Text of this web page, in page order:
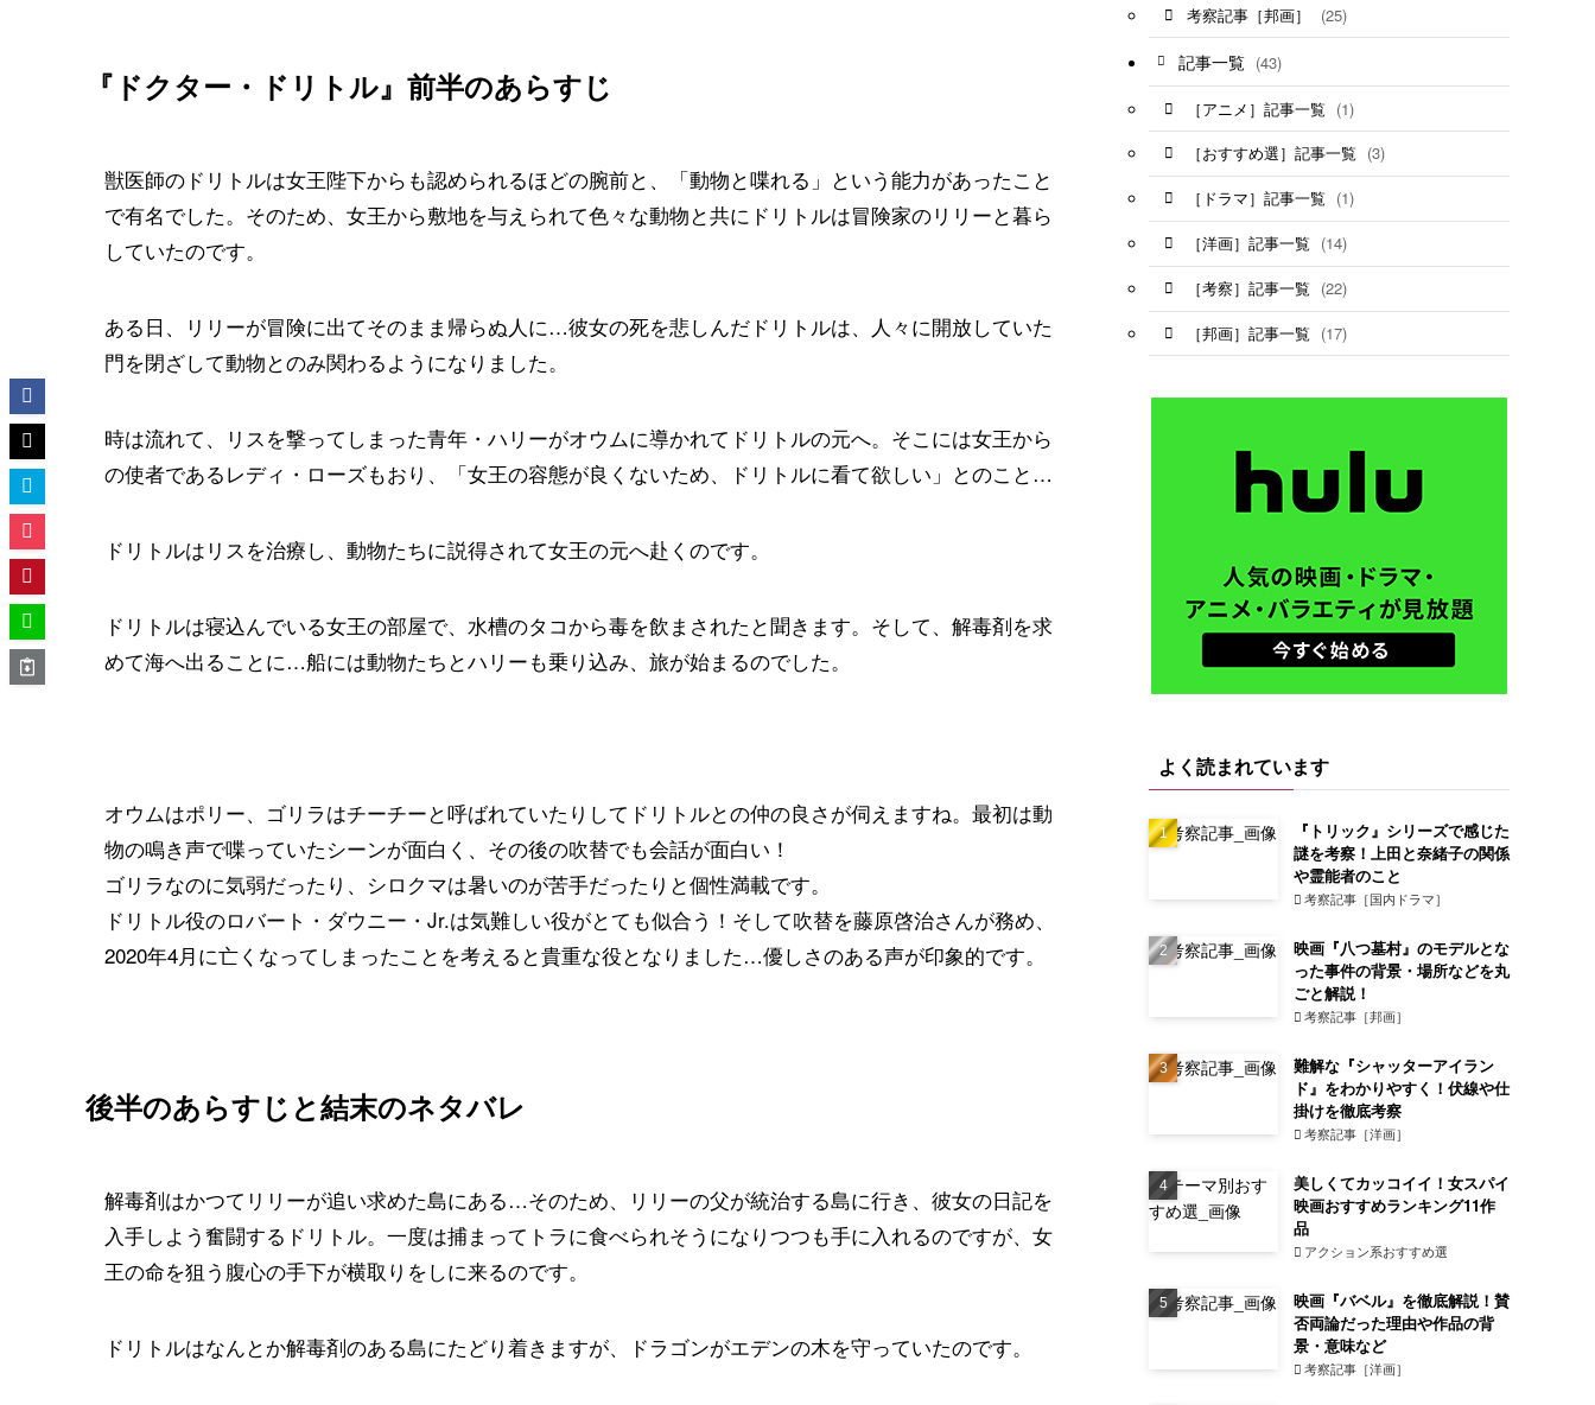
『ドクター・ドリトル』前半のあらすじ
獣医師のドリトルは女王陛下からも認められるほどの腕前と、「動物と喋れる」という能力があったこと
で有名でした。そのため、女王から敷地を与えられて色々な動物と共にドリトルは冒険家のリリーと暮ら
していたのです。
ある日、リリーが冒険に出てそのまま帰らぬ人に…彼女の死を悲しんだドリトルは、人々に開放していた
門を閉ざして動物とのみ関わるようになりました。
時は流れて、リスを撃ってしまった青年・ハリーがオウムに導かれてドリトルの元へ。そこには女王から
の使者であるレディ・ローズもおり、「女王の容態が良くないため、ドリトルに看て欲しい」とのこと…
ドリトルはリスを治療し、動物たちに説得されて女王の元へ赴くのです。
ドリトルは寝込んでいる女王の部屋で、水槽のタコから毒を飲まされたと聞きます。そして、解毒剤を求
めて海へ出ることに…船には動物たちとハリーも乗り込み、旅が始まるのでした。
オウムはポリー、ゴリラはチーチーと呼ばれていたりしてドリトルとの仲の良さが伺えますね。最初は動
物の鳴き声で喋っていたシーンが面白く、その後の吹替でも会話が面白い！
ゴリラなのに気弱だったり、シロクマは暑いのが苦手だったりと個性満載です。
ドリトル役のロバート・ダウニー・Jr.は気難しい役がとても似合う！そして吹替を藤原啓治さんが務め、
2020年4月に亡くなってしまったことを考えると貴重な役となりました…優しさのある声が印象的です。
後半のあらすじと結末のネタバレ
解毒剤はかつてリリーが追い求めた島にある…そのため、リリーの父が統治する島に行き、彼女の日記を
入手しよう奮闘するドリトル。一度は捕まってトラに食べられそうになりつつも手に入れるのですが、女
王の命を狙う腹心の手下が横取りをしに来るのです。
ドリトルはなんとか解毒剤のある島にたどり着きますが、ドラゴンがエデンの木を守っていたのです。
考察記事［邦画］ (25)
記事一覧 (43)
［アニメ］記事一覧 (1)
［おすすめ選］記事一覧 (3)
［ドラマ］記事一覧 (1)
［洋画］記事一覧 (14)
［考察］記事一覧 (22)
［邦画］記事一覧 (17)
よく読まれています
『トリック』シリーズで感じた
謎を考察！上田と奈緒子の関係
や霊能者のこと
考察記事［国内ドラマ］
映画『八つ墓村』のモデルとな
った事件の背景・場所などを丸
ごと解説！
考察記事［邦画］
難解な『シャッターアイラン
ド』をわかりやすく！伏線や仕
掛けを徹底考察
考察記事［洋画］
美しくてカッコイイ！女スパイ
映画おすすめランキング11作
品
アクション系おすすめ選
映画『バベル』を徹底解説！賛
否両論だった理由や作品の背
景・意味など
考察記事［洋画］